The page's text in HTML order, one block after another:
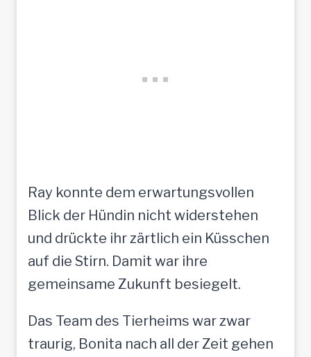
Ray konnte dem erwartungsvollen
Blick der Hündin nicht widerstehen
und drückte ihr zärtlich ein Küsschen
auf die Stirn. Damit war ihre
gemeinsame Zukunft besiegelt.
Das Team des Tierheims war zwar
traurig, Bonita nach all der Zeit gehen